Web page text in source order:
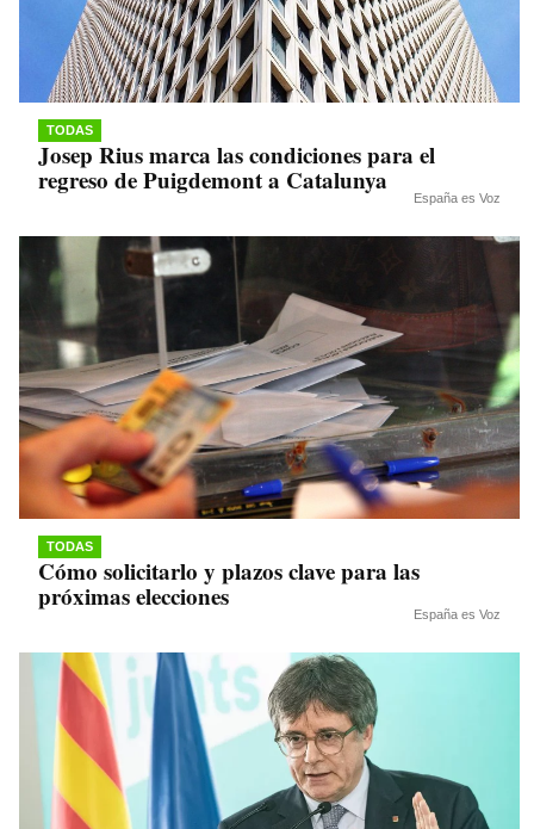
TODAS
Josep Rius marca las condiciones para el
regreso de Puigdemont a Catalunya
España es Voz
TODAS
Cómo solicitarlo y plazos clave para las
próximas elecciones
España es Voz